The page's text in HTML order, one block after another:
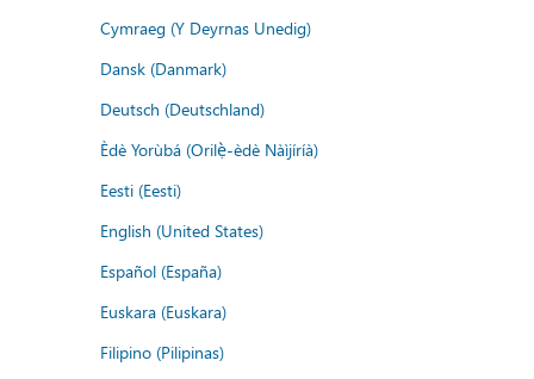
Cymraeg (Y Deyrnas Unedig)
Dansk (Danmark)
Deutsch (Deutschland)
Èdè Yorùbá (Orilẹ̀-èdè Nàìjíríà)
Eesti (Eesti)
English (United States)
Español (España)
Euskara (Euskara)
Filipino (Pilipinas)